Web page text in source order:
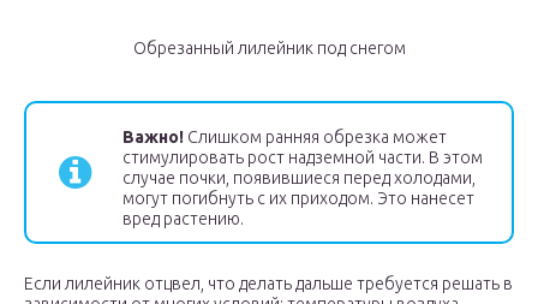
Обрезанный лилейник под снегом
Важно! Слишком ранняя обрезка может
стимулировать рост надземной части. В этом
случае почки, появившиеся перед холодами,
могут погибнуть с их приходом. Это нанесет
вред растению.
Если лилейник отцвел, что делать дальше требуется решать в